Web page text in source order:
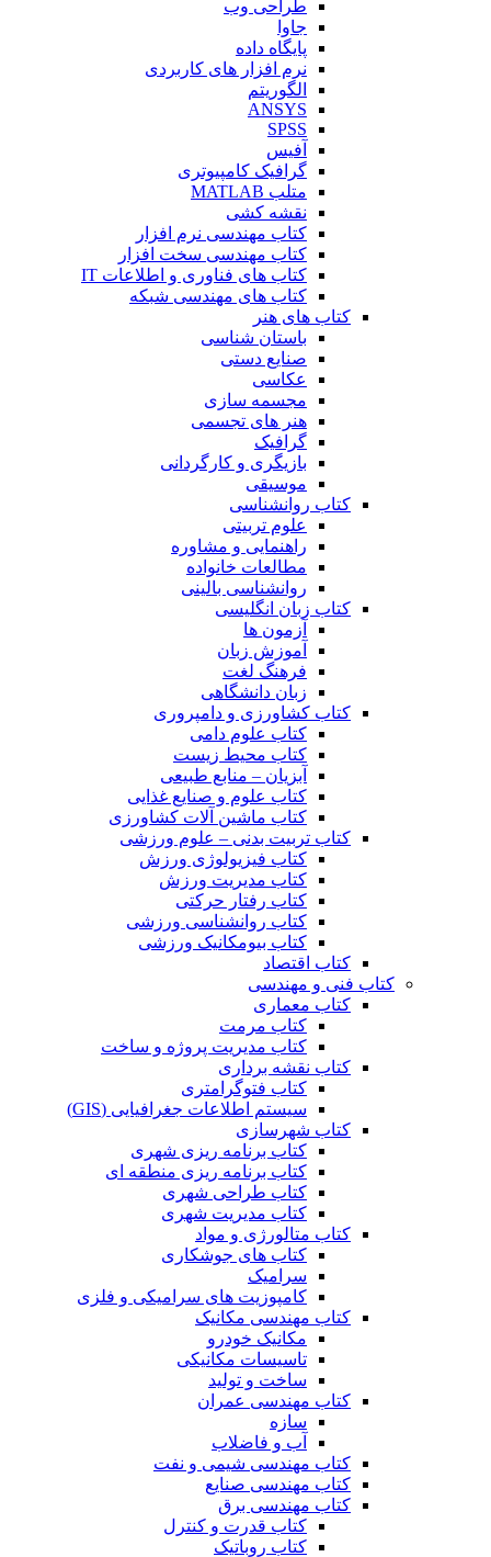
طراحی وب
جاوا
پایگاه داده
نرم افزار های کاربردی
الگوریتم
ANSYS
SPSS
آفیس
گرافیک کامپیوتری
متلب MATLAB
نقشه کشی
کتاب مهندسی نرم افزار
کتاب مهندسی سخت افزار
کتاب های فناوری و اطلاعات IT
کتاب های مهندسی شبکه
کتاب های هنر
باستان شناسی
صنایع دستی
عکاسی
مجسمه سازی
هنر های تجسمی
گرافیک
بازیگری و کارگردانی
موسیقی
کتاب روانشناسی
علوم تربیتی
راهنمایی و مشاوره
مطالعات خانواده
روانشناسی بالینی
کتاب زبان انگلیسی
آزمون ها
آموزش زبان
فرهنگ لغت
زبان دانشگاهی
کتاب کشاورزی و دامپروری
کتاب علوم دامی
کتاب محیط زیست
آبزیان – منابع طبیعی
کتاب علوم و صنایع غذایی
کتاب ماشین آلات کشاورزی
کتاب تربیت بدنی – علوم ورزشی
کتاب فیزیولوژی ورزش
کتاب مدیریت ورزش
کتاب رفتار حرکتی
کتاب روانشناسی ورزشی
کتاب بیومکانیک ورزشی
کتاب اقتصاد
کتاب فنی و مهندسی
کتاب معماری
کتاب مرمت
کتاب مدیریت پروژه و ساخت
کتاب نقشه برداری
کتاب فتوگرامتری
سیستم اطلاعات جغرافیایی (GIS)
کتاب شهرسازی
کتاب برنامه ریزی شهری
کتاب برنامه ریزی منطقه ای
کتاب طراحی شهری
کتاب مدیریت شهری
کتاب متالورژی و مواد
کتاب های جوشکاری
سرامیک
کامپوزیت های سرامیکی و فلزی
کتاب مهندسی مکانیک
مکانیک خودرو
تاسیسات مکانیکی
ساخت و تولید
کتاب مهندسی عمران
سازه
آب و فاضلاب
کتاب مهندسی شیمی و نفت
کتاب مهندسی صنایع
کتاب مهندسی برق
کتاب قدرت و کنترل
کتاب روباتیک